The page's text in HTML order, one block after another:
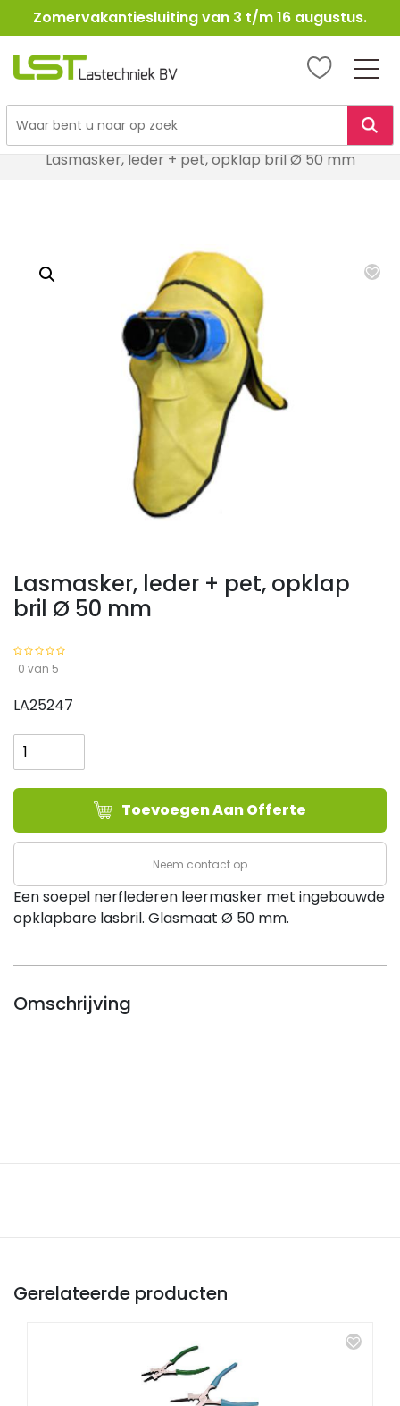
Ga
naar
Zomervakantiesluiting van 3 t/m 16 augustus.
LST
Lasbenodigheden
Lasmasker, leder + pet, opklap bril Ø 50 mm
Lasmasker, leder + pet, opklap
bril Ø 50 mm
0 van 5
LA25247
leder
+
pet,
bril
mm
aantal
Toevoegen Aan Offerte
Neem contact op
Een soepel nerflederen leermasker met ingebouwde
opklapbare lasbril. Glasmaat Ø 50 mm.
Omschrijving
Gerelateerde producten